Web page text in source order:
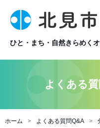
ひと・まち・自然きらめく
よくある
ホーム よくある質問Q&A